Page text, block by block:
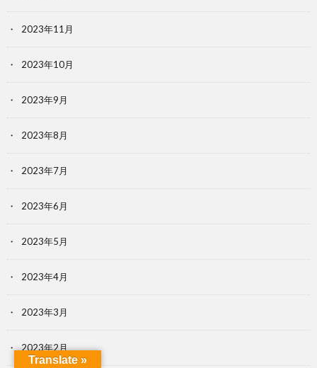
2023年11月
2023年10月
2023年9月
2023年8月
2023年7月
2023年6月
2023年5月
2023年4月
2023年3月
2023年2月
Translate »